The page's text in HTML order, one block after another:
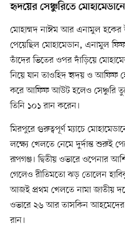
হৃদয়ের সেঞ্চুরিতে
মোহাম্মদ নাঈম আর এনামুল হকের
পেয়েছিল মোহামেডান, এনামুল
তাঁদের ভিতের ওপর দাঁড়িয়ে
নিয়ে যান তাওহিদ হৃদয় ও আফিফ
করে আফিফ আউট হলেও সেঞ্চুরি
তিনি ১০১ রান করেন।
মিরপুরে গুরুত্বপূর্ণ ম্যাচে
লক্ষ্যে খেলতে নেমে দুর্দান্ত শুরুই
রূপগঞ্জ। দ্বিতীয় ওভারে ওপেনার
গেলেও রীতিমতো ঝড় তোলেন
আজই প্রথম খেলতে নামা জাতীয়
ওভারে ২৬ আর তাসকিন
রান।